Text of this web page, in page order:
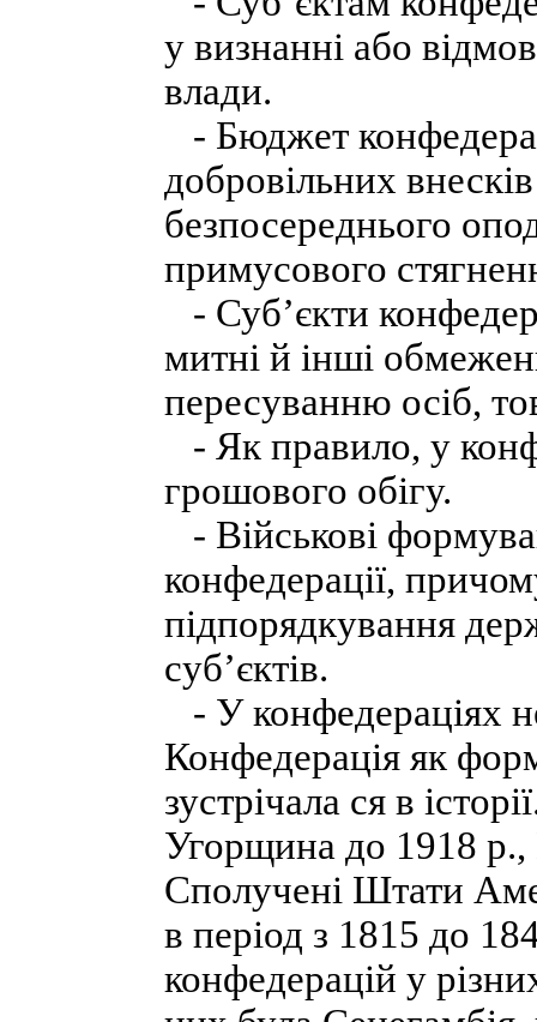
у визнанні або
влади.
- Бюджет
добровільних
безпосереднього
примусового
- Суб’єкти
митні й інші
пересуванню осіб,
- Як правило, у
грошового обігу.
- Військові
конфедерації,
підпорядкування
суб’єктів.
- У конфедераціях
Конфедерація як
зустрічала ся в
Угорщина до 1918 р.,
Сполучені Штати
в період з 1815 до
конфедерацій у